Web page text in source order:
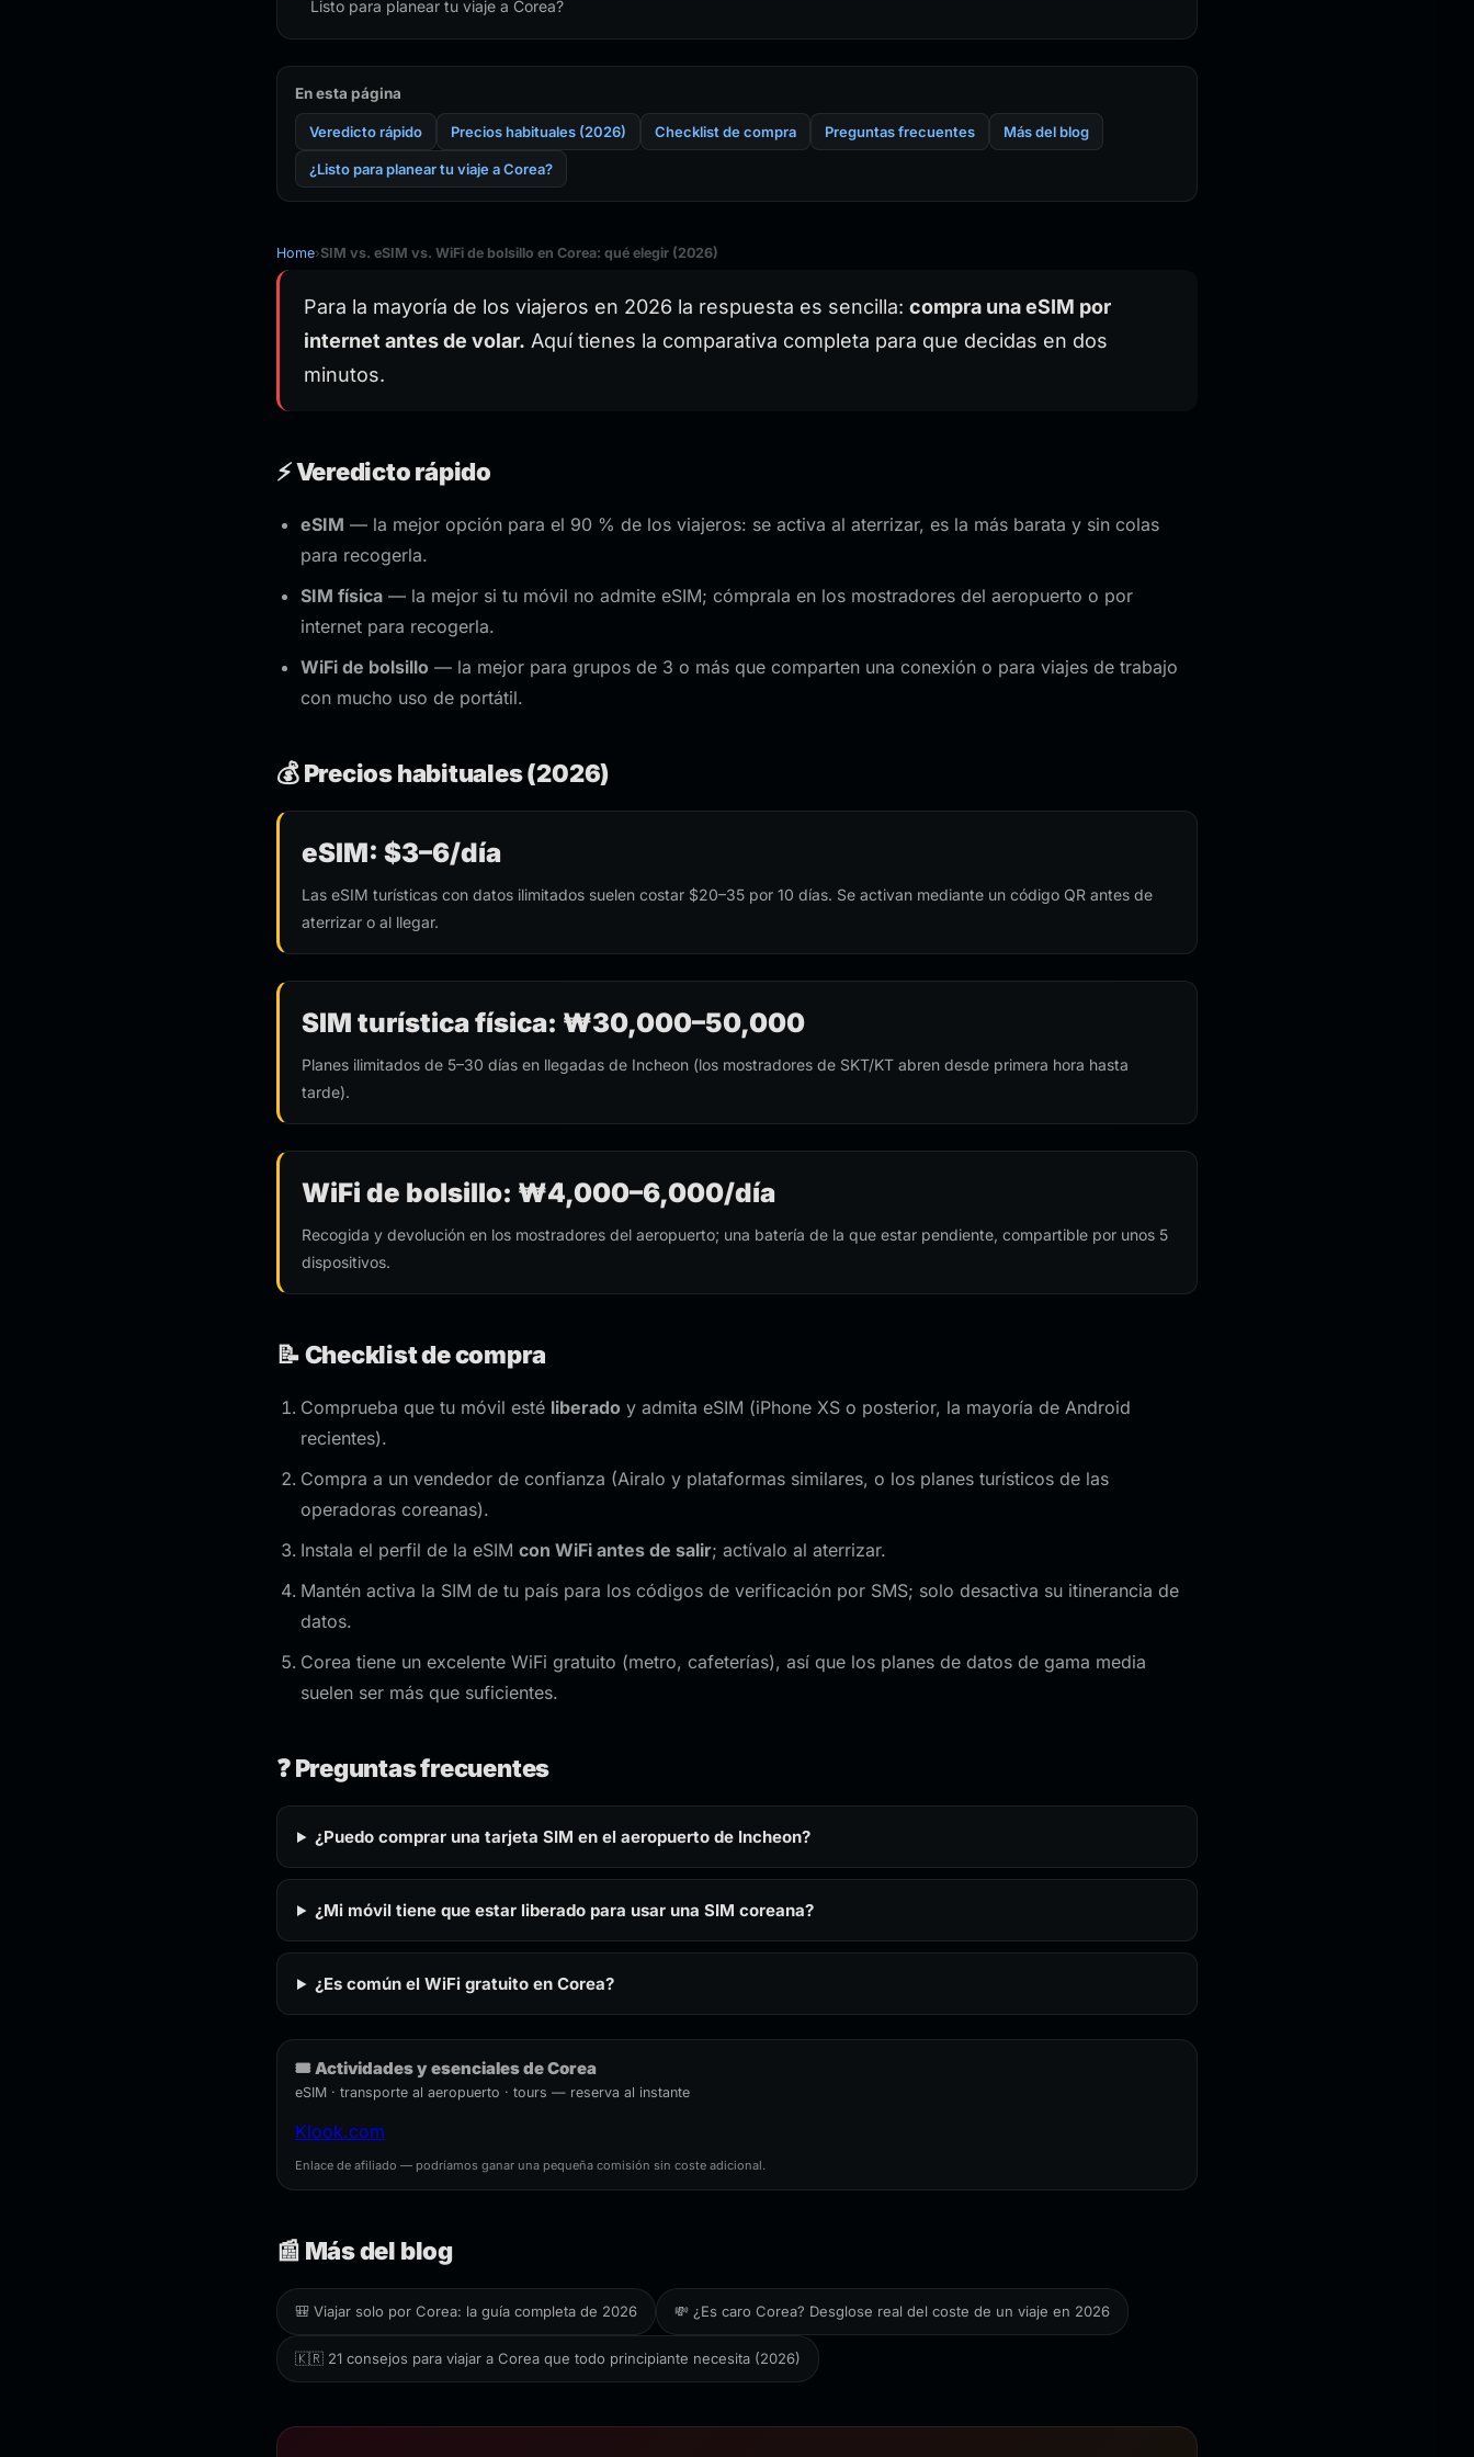
Listo para planear tu viaje a Corea?
En esta página
Veredicto rápido Precios habituales (2026) Checklist de compra Preguntas frecuentes Más del blog
¿Listo para planear tu viaje a Corea?
Home›SIM vs. eSIM vs. WiFi de bolsillo en Corea: qué elegir (2026)
Para la mayoría de los viajeros en 2026 la respuesta es sencilla: compra una eSIM por
internet antes de volar. Aquí tienes la comparativa completa para que decidas en dos
minutos.
⚡ Veredicto rápido
eSIM — la mejor opción para el 90 % de los viajeros: se activa al aterrizar, es la más barata y sin colas
para recogerla.
SIM física — la mejor si tu móvil no admite eSIM; cómprala en los mostradores del aeropuerto o por
internet para recogerla.
WiFi de bolsillo — la mejor para grupos de 3 o más que comparten una conexión o para viajes de trabajo
con mucho uso de portátil.
💰 Precios habituales (2026)
eSIM: $3–6/día
Las eSIM turísticas con datos ilimitados suelen costar $20–35 por 10 días. Se activan mediante un código QR antes de
aterrizar o al llegar.
SIM turística física: ₩30,000–50,000
Planes ilimitados de 5–30 días en llegadas de Incheon (los mostradores de SKT/KT abren desde primera hora hasta
tarde).
WiFi de bolsillo: ₩4,000–6,000/día
Recogida y devolución en los mostradores del aeropuerto; una batería de la que estar pendiente, compartible por unos 5
dispositivos.
📝 Checklist de compra
Comprueba que tu móvil esté liberado y admita eSIM (iPhone XS o posterior, la mayoría de Android
recientes).
Compra a un vendedor de confianza (Airalo y plataformas similares, o los planes turísticos de las
operadoras coreanas).
Instala el perfil de la eSIM con WiFi antes de salir; actívalo al aterrizar.
Mantén activa la SIM de tu país para los códigos de verificación por SMS; solo desactiva su itinerancia de
datos.
Corea tiene un excelente WiFi gratuito (metro, cafeterías), así que los planes de datos de gama media
suelen ser más que suficientes.
❓ Preguntas frecuentes
¿Puedo comprar una tarjeta SIM en el aeropuerto de Incheon?
¿Mi móvil tiene que estar liberado para usar una SIM coreana?
¿Es común el WiFi gratuito en Corea?
🎟️ Actividades y esenciales de Corea
eSIM · transporte al aeropuerto · tours — reserva al instante
Klook.com
Enlace de afiliado — podríamos ganar una pequeña comisión sin coste adicional.
📰 Más del blog
🎒 Viajar solo por Corea: la guía completa de 2026 💸 ¿Es caro Corea? Desglose real del coste de un viaje en 2026
🇰🇷 21 consejos para viajar a Corea que todo principiante necesita (2026)